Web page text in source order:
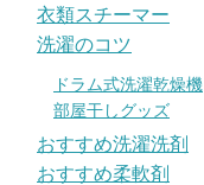
衣類スチーマー
洗濯のコツ
ドラム式洗濯乾燥機
部屋干しグッズ
おすすめ洗濯洗剤
おすすめ柔軟剤